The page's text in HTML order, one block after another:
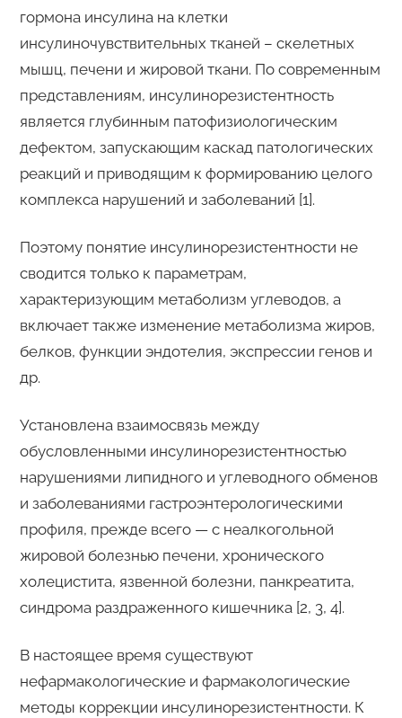
гормона инсулина на клетки
инсулиночувствительных тканей – скелетных
мышц, печени и жировой ткани. По современным
представлениям, инсулинорезистентность
является глубинным патофизиологическим
дефектом, запускающим каскад патологических
реакций и приводящим к формированию целого
комплекса нарушений и заболеваний [1].
Поэтому понятие инсулинорезистентности не
сводится только к параметрам,
характеризующим метаболизм углеводов, а
включает также изменение метаболизма жиров,
белков, функции эндотелия, экспрессии генов и
др.
Установлена взаимосвязь между
обусловленными инсулинорезистентностью
нарушениями липидного и углеводного обменов
и заболеваниями гастроэнтерологическими
профиля, прежде всего — с неалкогольной
жировой болезнью печени, хронического
холецистита, язвенной болезни, панкреатита,
синдрома раздраженного кишечника [2, 3, 4].
В настоящее время существуют
нефармакологические и фармакологические
методы коррекции инсулинорезистентности. К